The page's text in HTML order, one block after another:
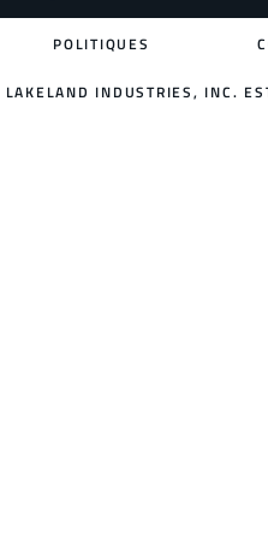
POLITIQUES
LAKELAND INDUSTRIES, INC.